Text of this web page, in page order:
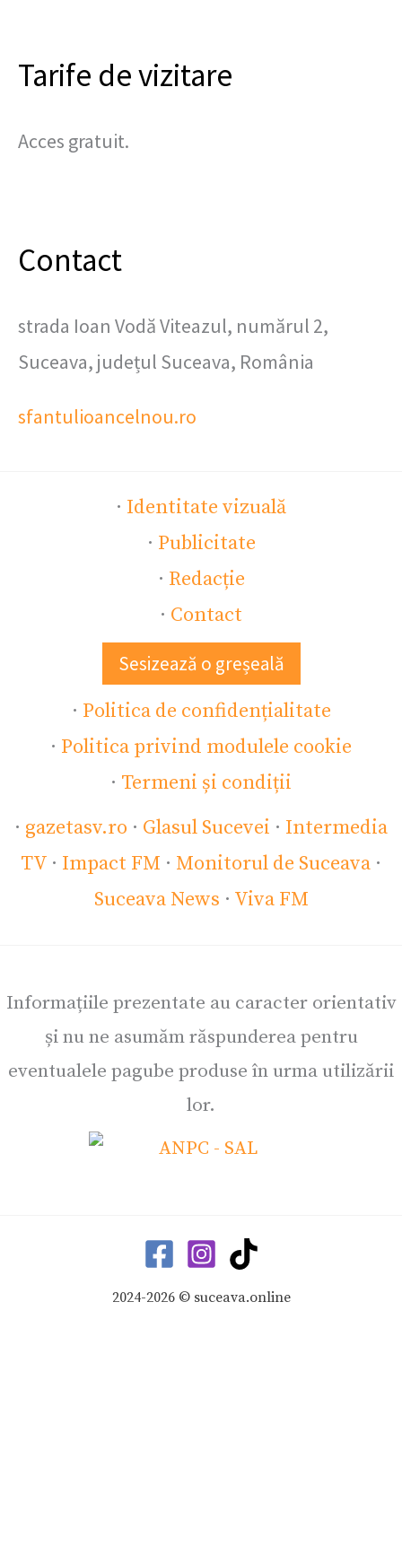
Tarife de vizitare
Acces gratuit.
Contact
strada Ioan Vodă Viteazul, numărul 2,
Suceava, județul Suceava, România
sfantulioancelnou.ro
· Identitate vizuală
· Publicitate
· Redacție
· Contact
Sesizează o greșeală
· Politica de confidențialitate
· Politica privind modulele cookie
· Termeni și condiții
· gazetasv.ro · Glasul Sucevei · Intermedia
TV · Impact FM · Monitorul de Suceava ·
Suceava News · Viva FM
Informațiile prezentate au caracter orientativ
și nu ne asumăm răspunderea pentru
eventualele pagube produse în urma utilizării
lor.
2024-2026 © suceava.online